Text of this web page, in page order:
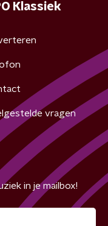
Klassiek
vragen
in je mailbox!